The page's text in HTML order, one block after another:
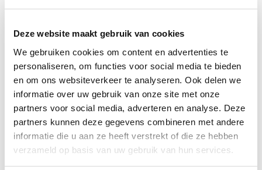
Deze website maakt gebruik van cookies
We gebruiken cookies om content en advertenties te
personaliseren, om functies voor social media te bieden
en om ons websiteverkeer te analyseren. Ook delen we
informatie over uw gebruik van onze site met onze
partners voor social media, adverteren en analyse. Deze
partners kunnen deze gegevens combineren met andere
informatie die u aan ze heeft verstrekt of die ze hebben
verzameld op basis van uw gebruik van hun services.
dichtbij
Met 60+ verkooppunten in Nederland en België staan wij
met onze XL Travelcenters, mobiele reisadviseurs van
TravelXL@Home en deze website altijd voor uw vakantie
klaar.
• Ontzorgen van A-Z • Onafhankelijk advies • Maatwerk •
Bespaar tijd en stress
TravelXLreisbureau's